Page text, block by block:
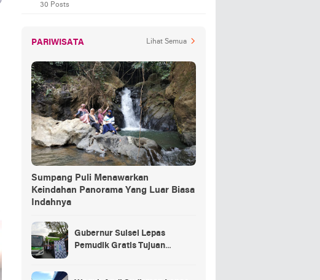
30 Posts
PARIWISATA Lihat Semua
Sumpang Puli Menawarkan
Keindahan Panorama Yang Luar Biasa
Indahnya
Gubernur Sulsel Lepas
Pemudik Gratis Tujuan